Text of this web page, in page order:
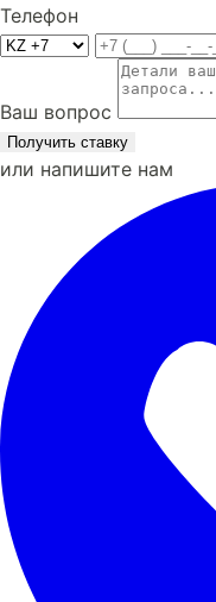
Телефон
Ваш вопрос
Получить ставку
или напишите нам